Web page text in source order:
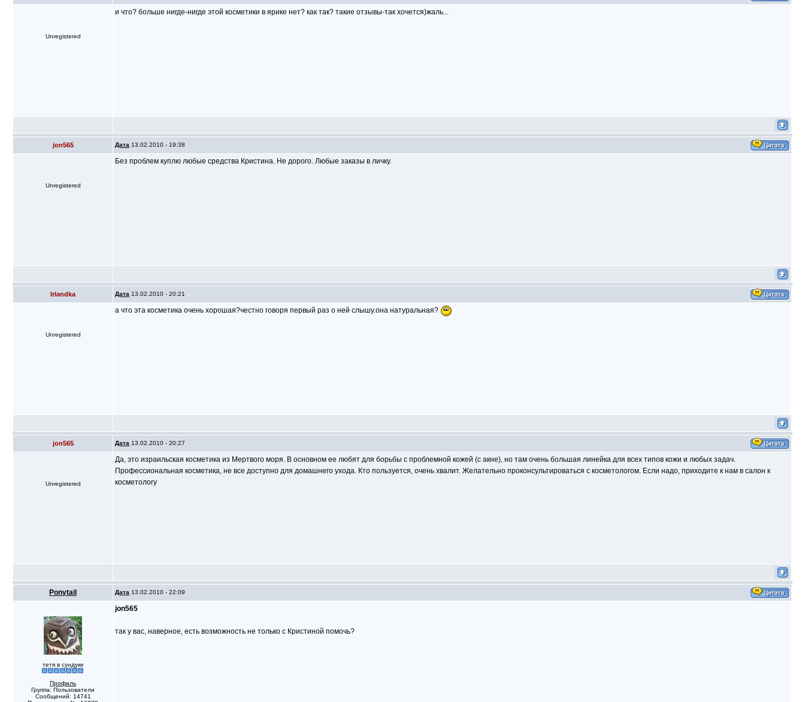
Unregistered
и что? больше нигде-нигде этой косметики в ярике нет? как так? такие отзывы-так хочется)жаль...
jon565 Дата 13.02.2010 - 19:38
Unregistered
Без проблем куплю любые средства Кристина. Не дорого. Любые заказы в личку.
Irlandka Дата 13.02.2010 - 20:21
Unregistered
а что эта косметика очень хорошая?честно говоря первый раз о ней слышу.она натуральная?
jon565 Дата 13.02.2010 - 20:27
Unregistered
Да, это израильская косметика из Мертвого моря. В основном ее любят для борьбы с проблемной кожей (с акне), но там очень большая линейка для всех типов кожи и любых задач.
Профессиональная косметика, не все доступно для домашнего ухода. Кто пользуется, очень хвалит. Желательно проконсультироваться с косметологом. Если надо, приходите к нам в салон к
косметологу
Ponytail Дата 13.02.2010 - 22:09
тетя в сундуке
Профиль
Группа: Пользователи
Сообщений: 14741
jon565
так у вас, наверное, есть возможность не только с Кристиной помочь?